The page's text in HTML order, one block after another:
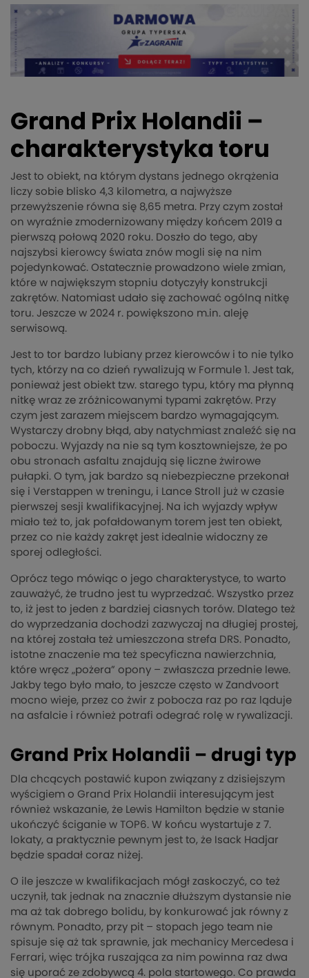
Grand Prix Holandii –
charakterystyka toru
Jest to obiekt, na którym dystans jednego okrążenia
liczy sobie blisko 4,3 kilometra, a najwyższe
przewyższenie równa się 8,65 metra. Przy czym został
on wyraźnie zmodernizowany między końcem 2019 a
pierwszą połową 2020 roku. Doszło do tego, aby
najszybsi kierowcy świata znów mogli się na nim
pojedynkować. Ostatecznie prowadzono wiele zmian,
które w największym stopniu dotyczyły konstrukcji
zakrętów. Natomiast udało się zachować ogólną nitkę
toru. Jeszcze w 2024 r. powiększono m.in. aleję
serwisową.
Jest to tor bardzo lubiany przez kierowców i to nie tylko
tych, którzy na co dzień rywalizują w Formule 1. Jest tak,
ponieważ jest obiekt tzw. starego typu, który ma płynną
nitkę wraz ze zróżnicowanymi typami zakrętów. Przy
czym jest zarazem miejscem bardzo wymagającym.
Wystarczy drobny błąd, aby natychmiast znaleźć się na
poboczu. Wyjazdy na nie są tym kosztowniejsze, że po
obu stronach asfaltu znajdują się liczne żwirowe
pułapki. O tym, jak bardzo są niebezpieczne przekonał
się i Verstappen w treningu, i Lance Stroll już w czasie
pierwszej sesji kwalifikacyjnej. Na ich wyjazdy wpływ
miało też to, jak pofałdowanym torem jest ten obiekt,
przez co nie każdy zakręt jest idealnie widoczny ze
sporej odległości.
Oprócz tego mówiąc o jego charakterystyce, to warto
zauważyć, że trudno jest tu wyprzedzać. Wszystko przez
to, iż jest to jeden z bardziej ciasnych torów. Dlatego też
do wyprzedzania dochodzi zazwyczaj na długiej prostej,
na której została też umieszczona strefa DRS. Ponadto,
istotne znaczenie ma też specyficzna nawierzchnia,
które wręcz „pożera” opony – zwłaszcza przednie lewe.
Jakby tego było mało, to jeszcze często w Zandvoort
mocno wieje, przez co żwir z pobocza raz po raz ląduje
na asfalcie i również potrafi odegrać rolę w rywalizacji.
Grand Prix Holandii – drugi typ
Dla chcących postawić kupon związany z dzisiejszym
wyścigiem o Grand Prix Holandii interesującym jest
również wskazanie, że Lewis Hamilton będzie w stanie
ukończyć ściganie w TOP6. W końcu wystartuje z 7.
lokaty, a praktycznie pewnym jest to, że Isack Hadjar
będzie spadał coraz niżej.
O ile jeszcze w kwalifikacjach mógł zaskoczyć, co też
uczynił, tak jednak na znacznie dłuższym dystansie nie
ma aż tak dobrego bolidu, by konkurować jak równy z
równym. Ponadto, przy pit – stopach jego team nie
spisuje się aż tak sprawnie, jak mechanicy Mercedesa i
Ferrari, więc trójka ruszająca za nim powinna raz dwa
się uporać ze zdobywcą 4. pola startowego. Co prawda